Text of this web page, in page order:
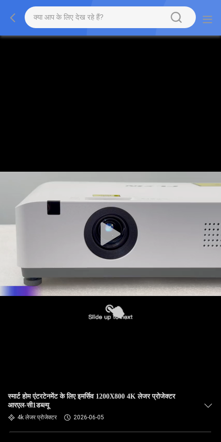
स्मार्ट होम एंटरटेनमेंट के लिए इमर्सिव 1200X800 4K लेजर प्रोजेक्टर
आरएल-सी1डब्ल्यू
4k लेजर प्रोजेक्टर 2026-06-05